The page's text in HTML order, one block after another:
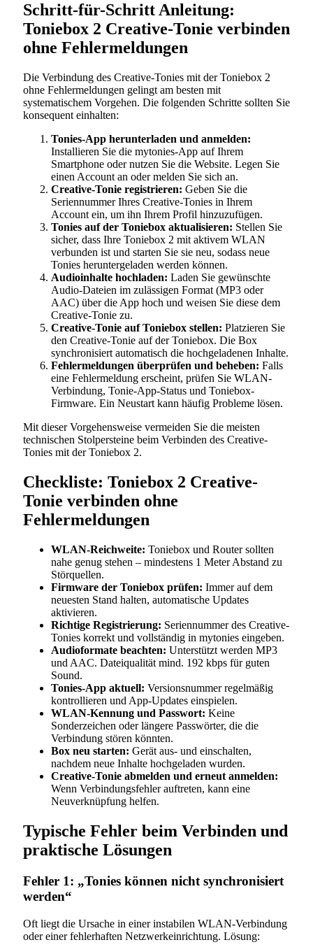
Schritt-für-Schritt Anleitung:
Toniebox 2 Creative-Tonie verbinden
ohne Fehlermeldungen
Die Verbindung des Creative-Tonies mit der Toniebox 2
ohne Fehlermeldungen gelingt am besten mit
systematischem Vorgehen. Die folgenden Schritte sollten Sie
konsequent einhalten:
Tonies-App herunterladen und anmelden:
Installieren Sie die mytonies-App auf Ihrem
Smartphone oder nutzen Sie die Website. Legen Sie
einen Account an oder melden Sie sich an.
Creative-Tonie registrieren: Geben Sie die
Seriennummer Ihres Creative-Tonies in Ihrem
Account ein, um ihn Ihrem Profil hinzuzufügen.
Tonies auf der Toniebox aktualisieren: Stellen Sie
sicher, dass Ihre Toniebox 2 mit aktivem WLAN
verbunden ist und starten Sie sie neu, sodass neue
Tonies heruntergeladen werden können.
Audioinhalte hochladen: Laden Sie gewünschte
Audio-Dateien im zulässigen Format (MP3 oder
AAC) über die App hoch und weisen Sie diese dem
Creative-Tonie zu.
Creative-Tonie auf Toniebox stellen: Platzieren Sie
den Creative-Tonie auf der Toniebox. Die Box
synchronisiert automatisch die hochgeladenen Inhalte.
Fehlermeldungen überprüfen und beheben: Falls
eine Fehlermeldung erscheint, prüfen Sie WLAN-
Verbindung, Tonie-App-Status und Toniebox-
Firmware. Ein Neustart kann häufig Probleme lösen.
Mit dieser Vorgehensweise vermeiden Sie die meisten
technischen Stolpersteine beim Verbinden des Creative-
Tonies mit der Toniebox 2.
Checkliste: Toniebox 2 Creative-
Tonie verbinden ohne
Fehlermeldungen
WLAN-Reichweite: Toniebox und Router sollten
nahe genug stehen – mindestens 1 Meter Abstand zu
Störquellen.
Firmware der Toniebox prüfen: Immer auf dem
neuesten Stand halten, automatische Updates
aktivieren.
Richtige Registrierung: Seriennummer des Creative-
Tonies korrekt und vollständig in mytonies eingeben.
Audioformate beachten: Unterstützt werden MP3
und AAC. Dateiqualität mind. 192 kbps für guten
Sound.
Tonies-App aktuell: Versionsnummer regelmäßig
kontrollieren und App-Updates einspielen.
WLAN-Kennung und Passwort: Keine
Sonderzeichen oder längere Passwörter, die die
Verbindung stören könnten.
Box neu starten: Gerät aus- und einschalten,
nachdem neue Inhalte hochgeladen wurden.
Creative-Tonie abmelden und erneut anmelden:
Wenn Verbindungsfehler auftreten, kann eine
Neuverknüpfung helfen.
Typische Fehler beim Verbinden und
praktische Lösungen
Fehler 1: „Tonies können nicht synchronisiert
werden“
Oft liegt die Ursache in einer instabilen WLAN-Verbindung
oder einer fehlerhaften Netzwerkeinrichtung. Lösung: